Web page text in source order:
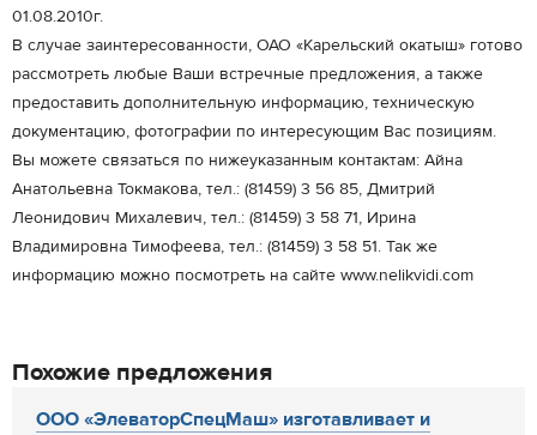
01.08.2010г.
В случае заинтересованности, ОАО «Карельский окатыш» готово
рассмотреть любые Ваши встречные предложения, а также
предоставить дополнительную информацию, техническую
документацию, фотографии по интересующим Вас позициям.
Вы можете связаться по нижеуказанным контактам: Айна
Анатольевна Токмакова, тел.: (81459) 3 56 85, Дмитрий
Леонидович Михалевич, тел.: (81459) 3 58 71, Ирина
Владимировна Тимофеева, тел.: (81459) 3 58 51. Так же
информацию можно посмотреть на сайте www.nelikvidi.com
Похожие предложения
ООО «ЭлеваторСпецМаш» изготавливает и